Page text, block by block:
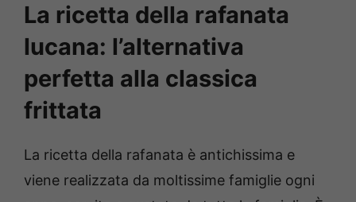
La ricetta della rafanata
lucana: l’alternativa
perfetta alla classica
frittata
La ricetta della rafanata è antichissima e
viene realizzata da moltissime famiglie ogni